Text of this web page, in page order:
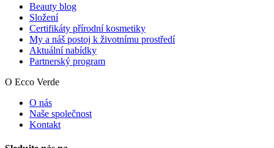
Beauty blog
Složení
Certifikáty přírodní kosmetiky
My a náš postoj k životnímu prostředí
Aktuální nabídky
Partnerský program
O Ecco Verde
O nás
Naše společnost
Kontakt